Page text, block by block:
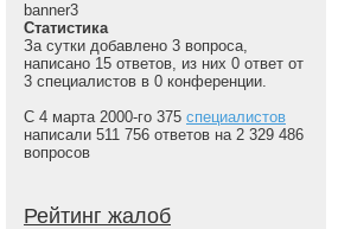
banner3
Статистика
За сутки добавлено 3 вопроса,
написано 15 ответов, из них 0 ответ от
3 специалистов в 0 конференции.
С 4 марта 2000-го 375 специалистов
написали 511 756 ответов на 2 329 486
вопросов
Рейтинг жалоб